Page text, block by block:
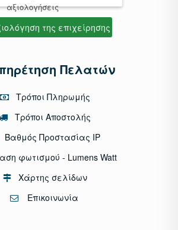
αξιολογήσεις
της επιχείρησης
Πελατών
Τρόποι Πληρωμής
Τρόποι Αποστολής
Βαθμός Προστασίας IP
φωτισμού - Lumens Watt
Χάρτης σελίδων
Επικοινωνία